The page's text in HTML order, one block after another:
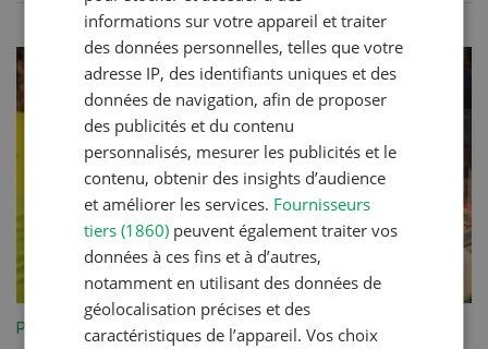
Production animale
informations sur votre appareil et traiter
des données personnelles, telles que votre
adresse IP, des identifiants uniques et des
données de navigation, afin de proposer
des publicités et du contenu
personnalisés, mesurer les publicités et le
contenu, obtenir des insights d’audience
et améliorer les services. Fournisseurs
tiers (1860) peuvent également traiter vos
données à ces fins et à d’autres,
notamment en utilisant des données de
géolocalisation précises et des
caractéristiques de l’appareil. Vos choix